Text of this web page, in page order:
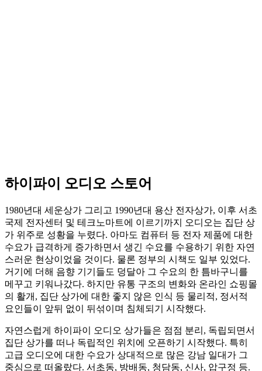
하이파이 오디오 스토어
1980년대 세운상가 그리고 1990년대 용산 전자상가, 이후 서초
국제 전자센터 및 테크노마트에 이르기까지 오디오는 집단 상
가 위주로 성황을 누렸다. 아마도 컴퓨터 등 전자 제품에 대한
수요가 급격하게 증가하면서 생긴 수요를 수용하기 위한 자연
스러운 현상이었을 것이다. 물론 정부의 시책도 일부 있었다.
거기에 더해 음향 기기들도 덩달아 그 수요의 한 틈바구니를
메꾸고 키워나갔다. 하지만 유통 구조의 변화와 온라인 쇼핑몰
의 활개, 집단 상가에 대한 좋지 않은 인식 등 물리적, 정서적
요인들이 앞뒤 없이 뒤섞이며 침체되기 시작했다.
자연스럽게 하이파이 오디오 상가들은 점점 분리, 독립되면서
집단 상가를 떠나 독립적인 위치에 오픈하기 시작했다. 특히
고급 오디오에 대한 수요가 상대적으로 많은 강남 일대가 그
중심으로 떠올랐다. 서초동, 방배동, 청담동, 신사, 압구정 등.